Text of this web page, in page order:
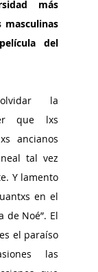
más
masculinas
del
la
que lxs
ancianos
tal vez
Y lamento
en el
de Noé”. El
el paraíso
las